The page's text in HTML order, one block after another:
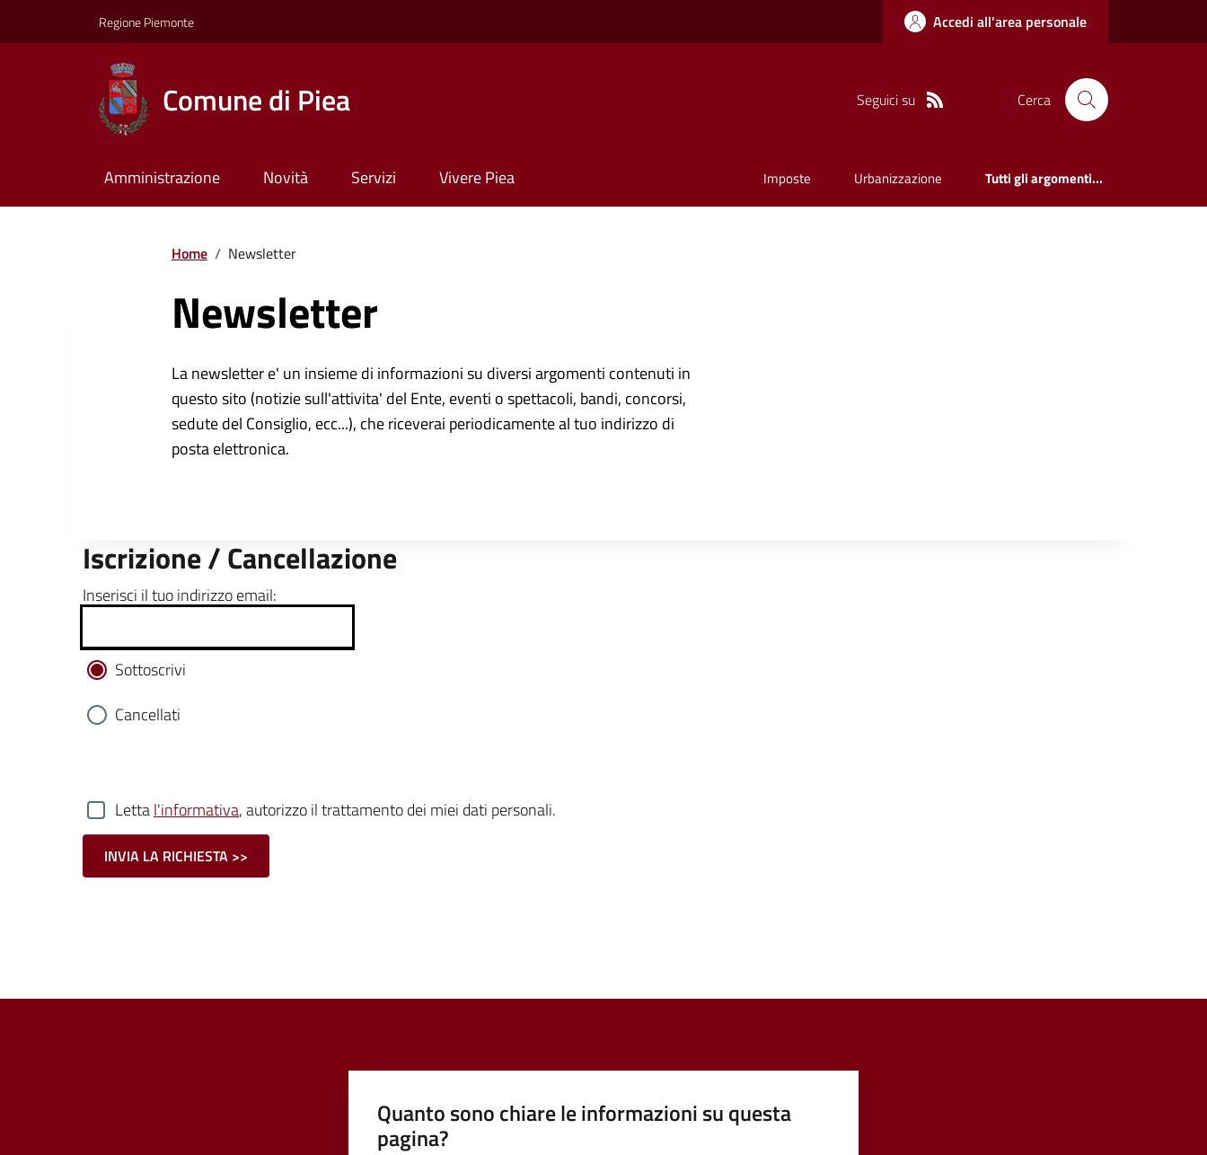
Regione Piemonte Accedi all'area personale
Comune di Piea Seguici su Cerca
Amministrazione Novità Servizi Vivere Piea Imposte Urbanizzazione Tutti gli argomenti...
Home / Newsletter
Newsletter
La newsletter e' un insieme di informazioni su diversi argomenti contenuti in
questo sito (notizie sull'attivita' del Ente, eventi o spettacoli, bandi, concorsi,
sedute del Consiglio, ecc...), che riceverai periodicamente al tuo indirizzo di
posta elettronica.
Iscrizione / Cancellazione
Inserisci il tuo indirizzo email:
Sottoscrivi
Cancellati
Lettal'informativa, autorizzo il trattamento dei miei dati personali.
Quanto sono chiare le informazioni su questa
pagina?